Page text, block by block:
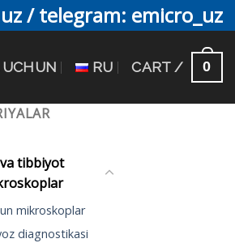
/ telegram: emicro_uz
UCHUN RU CART / 0
tibbiyot
mikroskoplar
diagnostikasi